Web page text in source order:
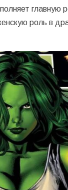
главную
роль в